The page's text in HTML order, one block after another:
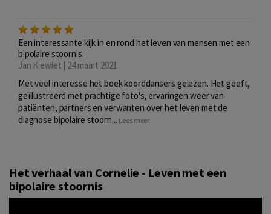
Een interessante kijk in en rond het leven van mensen met een
bipolaire stoornis.
Jan Kiewiet | 24 maart 2021
Met veel interesse het boek koorddansers gelezen. Het geeft,
geïllustreerd met prachtige foto's, ervaringen weer van
patiënten, partners en verwanten over het leven met de
diagnose bipolaire stoorn... Lees meer
Het verhaal van Cornelie - Leven met een
bipolaire stoornis